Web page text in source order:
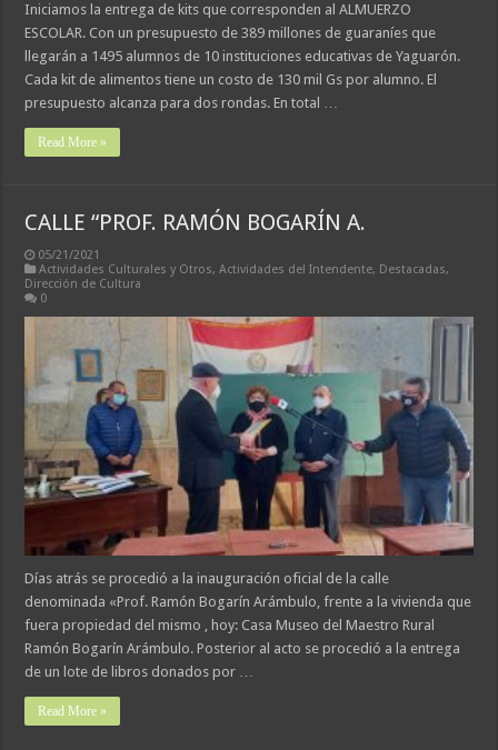
Iniciamos la entrega de kits que corresponden al ALMUERZO
ESCOLAR. Con un presupuesto de 389 millones de guaraníes que
llegarán a 1495 alumnos de 10 instituciones educativas de Yaguarón.
Cada kit de alimentos tiene un costo de 130 mil Gs por alumno. El
presupuesto alcanza para dos rondas. En total …
Read More »
CALLE “PROF. RAMÓN BOGARÍN A.
05/21/2021
Actividades Culturales y Otros,Actividades del Intendente, Destacadas,
Dirección de Cultura
0
Días atrás se procedió a la inauguración oficial de la calle
denominada «Prof. Ramón Bogarín Arámbulo, frente a la vivienda que
fuera propiedad del mismo , hoy: Casa Museo del Maestro Rural
Ramón Bogarín Arámbulo. Posterior al acto se procedió a la entrega
de un lote de libros donados por …
Read More »